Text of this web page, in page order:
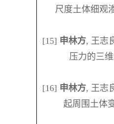
尺度土体细观
[15] 申林方, 王志
压力的三
[16] 申林方, 王志
起周围土体